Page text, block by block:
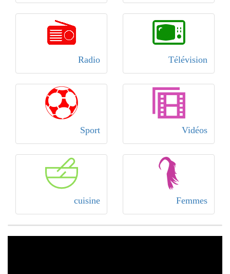
Télévision
Radio
Vidéos
Sport
Femmes
cuisine